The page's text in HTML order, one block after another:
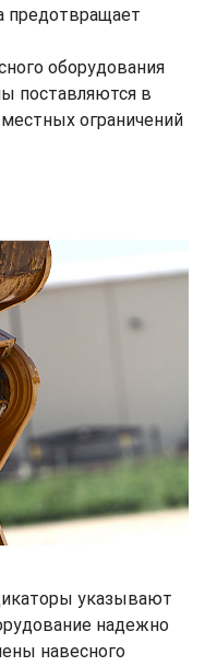
предотвращает
оборудования
поставляются в
ограничений
указывают
надежно
навесного